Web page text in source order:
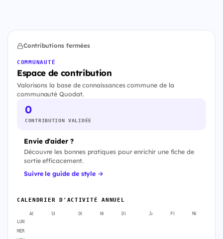
Contributions fermées
COMMUNAUTÉ
Espace de contribution
Valorisons la base de connaissances commune de la
communauté Quodat.
0
CONTRIBUTION VALIDÉE
Envie d'aider ?
Découvre les bonnes pratiques pour enrichir une fiche de
sortie efficacement.
Suivre le guide de style →
CALENDRIER D'ACTIVITÉ ANNUEL
AOÛT SEPT. OCT. NOV. DÉC. JANV. FÉVR. MARS
LUN
MER